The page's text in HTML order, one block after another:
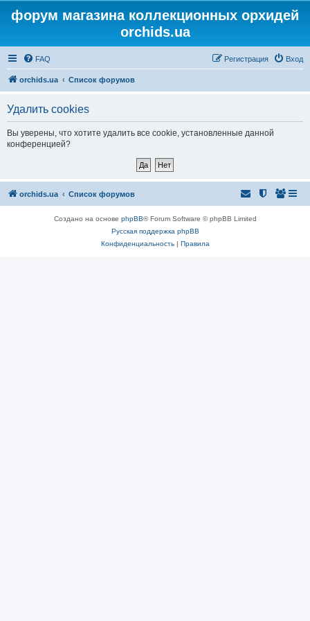
форум магазина коллекционных орхидей
orchids.ua
FAQ Вход
Регистрация
orchids.ua Список форумов
Удалить cookies
Вы уверены, что хотите удалить все cookie, установленные данной
конференцией?
orchids.ua Список форумов
Создано на основе phpBB® Forum Software © phpBB Limited
Русская поддержка phpBB
Конфиденциальность| Правила